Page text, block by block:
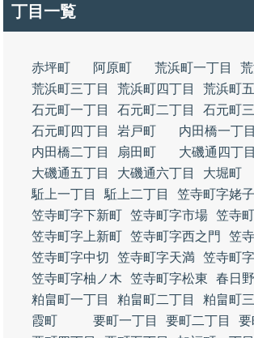
丁目一覧
赤坪町 阿原町 荒浜町一丁目
荒浜町三丁目
荒浜町四丁目
荒浜町
石元町一丁目
石元町二丁目
石元町
石元町四丁目
岩戸町
内田橋一丁目
内田橋二丁目
扇田町
大磯通四丁目
大磯通五丁目
大磯通六丁目 大堀町
駈上一丁目
駈上二丁目
笠寺町字姥
笠寺町字下新町 笠寺町字市場 笠寺
笠寺町字上新町 笠寺町字西之門
笠
笠寺町字中切
笠寺町字天満
笠寺町
笠寺町字柚ノ木
笠寺町字松東
春日
粕畠町一丁目
粕畠町二丁目
粕畠町
霞町
要町一丁目 要町二丁目
要